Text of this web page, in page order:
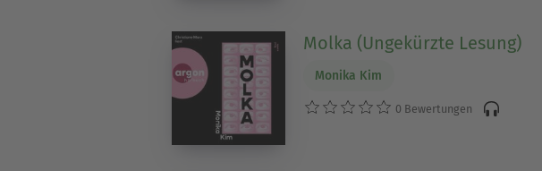
Molka (Ungekürzte Lesung)
Monika Kim
0 Bewertungen